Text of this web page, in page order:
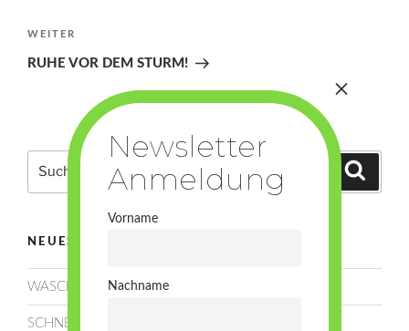
Nächster
Beitrag
WEITER
RUHE VOR DEM STURM!
Suchen
NEUESTE BEITRÄGE
WASCHEN, SCHNEIDEN, LEGEN!
SCHNEE!
Vorname
Nachname